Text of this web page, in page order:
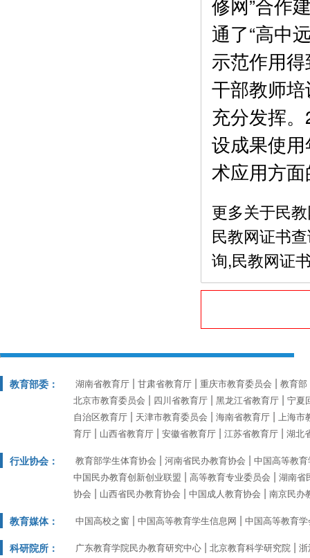
通了“高中
示范作用
干部教师
充分发挥
设成果使
术应用方
更多关于民
民教网证书
询,民教网证
教育部委： 湖南省教育厅 甘肃省教育厅 重庆市教育委员会
教育部
北京市教育委员会
四川省教育厅 黑龙江省教育厅
宁夏
自治区教育厅
天津市教育委员会 海南省教育厅
上海市
育厅
山西省教育厅 安徽省教育厅 江苏省教育厅 湖北
行业协会： 教育部学生体育协会 河南省民办教育协会
中国高等教
中国民办教育创新创业联盟
高等教育专业委员会
湖南省
协会
山西省民办教育协会 中国成人教育协会 南京民办
教育媒体： 中国高校之窗 中国高等教育学生信息网 中国高等教育
科研院所： 广东教育学院民办教育研究中心 北京教育科学研究院